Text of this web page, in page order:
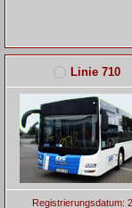
Linie 710
Registrierungsdatum: